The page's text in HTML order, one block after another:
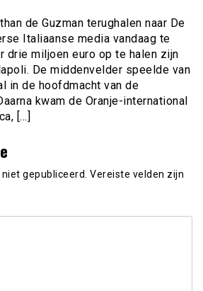
de Guzman terughalen naar De
Italiaanse media vandaag te
drie miljoen euro op te halen zijn
De middenvelder speelde van
in de hoofdmacht van de
kwam de Oranje-international
[…]
gepubliceerd. Vereiste velden zijn